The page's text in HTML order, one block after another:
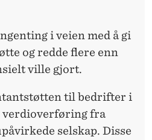
i veien med å gi
og redde flere enn
ville gjort.
til bedrifter i
fra
selskap. Disse